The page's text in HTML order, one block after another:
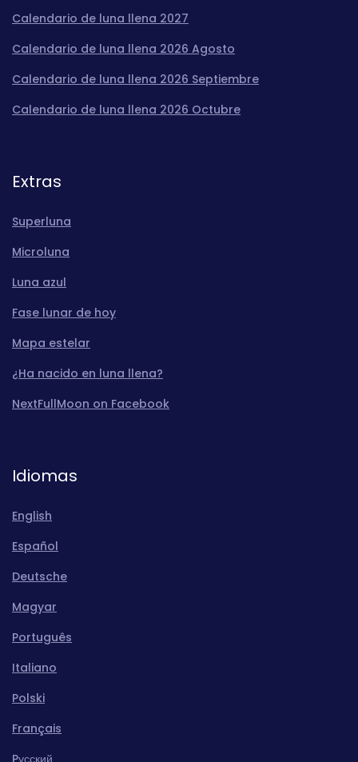
Calendario de luna llena 2027
Calendario de luna llena 2026 Agosto
Calendario de luna llena 2026 Septiembre
Calendario de luna llena 2026 Octubre
Extras
Superluna
Microluna
Luna azul
Fase lunar de hoy
Mapa estelar
¿Ha nacido en luna llena?
NextFullMoon on Facebook
Idiomas
English
Español
Deutsche
Magyar
Português
Italiano
Polski
Français
Pусский